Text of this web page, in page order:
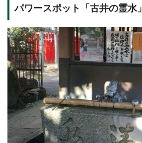
パワースポット「古井の霊水」